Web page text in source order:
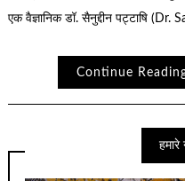
एक वैज्ञानिक डॉ. सैनुद्दीन पट्टाषि
Continue